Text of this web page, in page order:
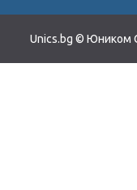
Unics.bg © Юником